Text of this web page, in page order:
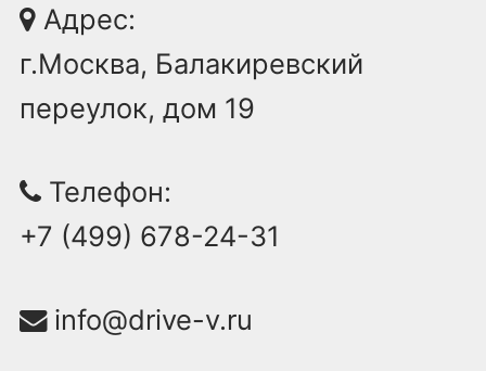
Адрес:
г.Москва, Балакиревский
переулок, дом 19
Телефон:
+7 (499) 678-24-31
info@drive-v.ru